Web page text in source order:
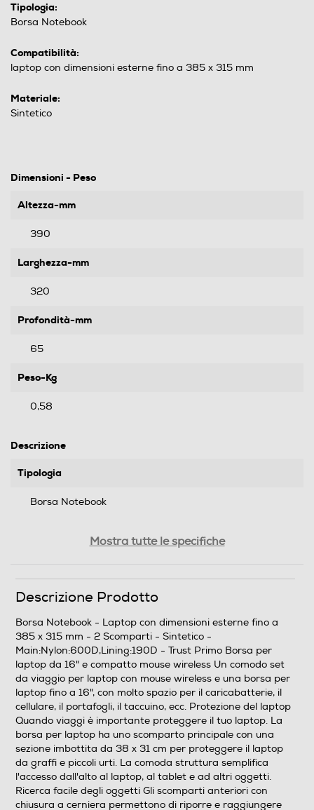
Tipologia:
Borsa Notebook
Compatibilità:
laptop con dimensioni esterne fino a 385 x 315 mm
Materiale:
Sintetico
Dimensioni - Peso
Altezza-mm
390
Larghezza-mm
320
Profondità-mm
65
Peso-Kg
0,58
Descrizione
Tipologia
Borsa Notebook
Materiale
Sintetico
Descrizione materiale
Main:Nylon:600D,Lining:190D
Altezza interna scomparto principale-cm
38,5
Mostra tutte le specifiche
Descrizione Prodotto
Borsa Notebook - Laptop con dimensioni esterne fino a
385 x 315 mm - 2 Scomparti - Sintetico -
Main:Nylon:600D,Lining:190D - Trust Primo Borsa per
laptop da 16" e compatto mouse wireless Un comodo set
da viaggio per laptop con mouse wireless e una borsa per
laptop fino a 16", con molto spazio per il caricabatterie, il
cellulare, il portafogli, il taccuino, ecc. Protezione del laptop
Quando viaggi è importante proteggere il tuo laptop. La
borsa per laptop ha uno scomparto principale con una
sezione imbottita da 38 x 31 cm per proteggere il laptop
da graffi e piccoli urti. La comoda struttura semplifica
l'accesso dall'alto al laptop, al tablet e ad altri oggetti.
Ricerca facile degli oggetti Gli scomparti anteriori con
chiusura a cerniera permettono di riporre e raggiungere